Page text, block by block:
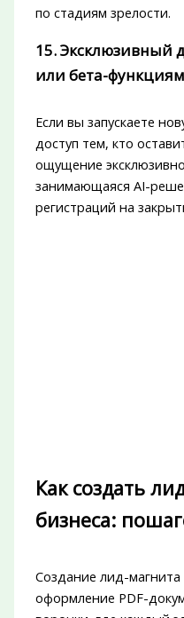
по стадиям зрелости.
15. Эксклюзивный
или бета-функциям
Если вы запускаете
доступ тем, кто
ощущение
занимающаяся AI-
регистраций на
Как создать
бизнеса:
Создание лид-
оформление PDF-